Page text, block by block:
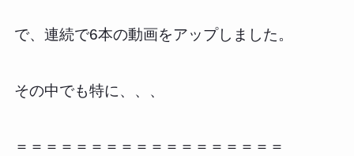
で、連続で6本の動画をアップしました。
その中でも特に、、、
＝＝＝＝＝＝＝＝＝＝＝＝＝＝＝＝＝＝